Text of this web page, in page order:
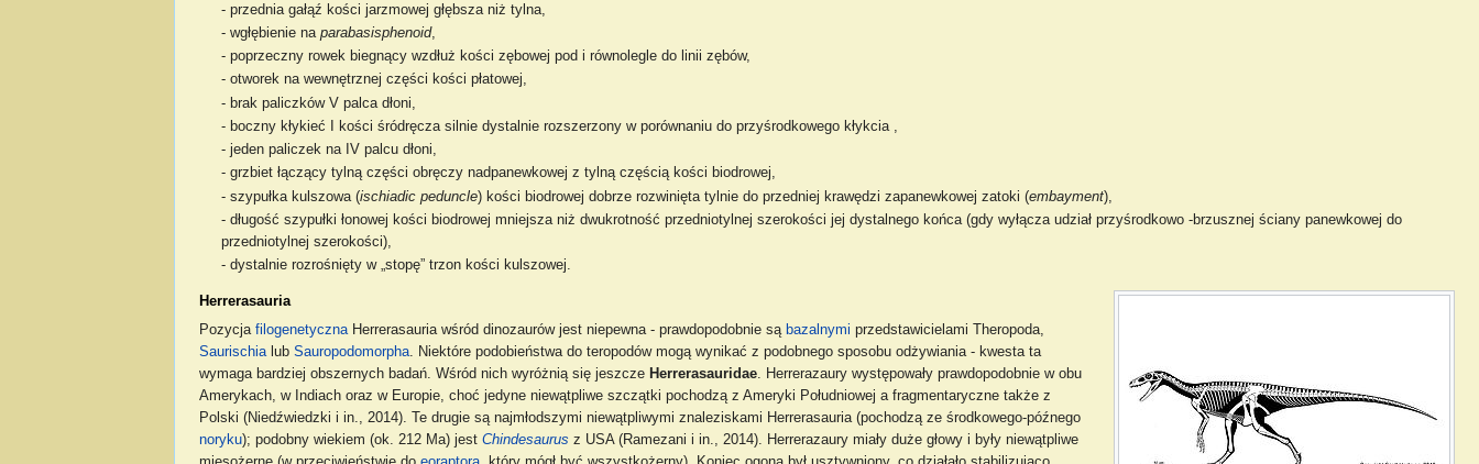
- przednia gałąź kości jarzmowej głębsza niż tylna,
- wgłębienie naparabasisphenoid,
- poprzeczny rowek biegnący wzdłuż kości zębowej pod i równolegle do linii zębów,
- otworek na wewnętrznej części kości płatowej,
- brak paliczków V palca dłoni,
- boczny kłykieć I kości śródręcza silnie dystalnie rozszerzony w porównaniu do przyśrodkowego kłykcia ,
- jeden paliczek na IV palcu dłoni,
- grzbiet łączący tylną części obręczy nadpanewkowej z tylną częścią kości biodrowej,
- szypułka kulszowa (ischiadic peduncle) kości biodrowej dobrze rozwinięta tylnie do przedniej krawędzi zapanewkowej zatoki (embayment),
- długość szypułki łonowej kości biodrowej mniejsza niż dwukrotność przedniotylnej szerokości jej dystalnego końca (gdy wyłącza udział przyśrodkowo -brzusznej ściany panewkowej do
przedniotylnej szerokości),
- dystalnie rozrośnięty w „stopę” trzon kości kulszowej.
Herrerasauria
Pozycja filogenetycznaHerrerasauria wśród dinozaurów jest niepewna - prawdopodobnie są bazalnymi przedstawicielami Theropoda,
Saurischialub Sauropodomorpha. Niektóre podobieństwa do teropodów mogą wynikać z podobnego sposobu odżywiania - kwesta ta
wymaga bardziej obszernych badań. Wśród nich wyróżnią się jeszcze Herrerasauridae. Herrerazaury występowały prawdopodobnie w obu
Amerykach, w Indiach oraz w Europie, choć jedyne niewątpliwe szczątki pochodzą z Ameryki Południowej a fragmentaryczne także z
Polski (Niedźwiedzki i in., 2014). Te drugie są najmłodszymi niewątpliwymi znaleziskami Herrerasauria (pochodzą ze środkowego-późnego
noryku); podobny wiekiem (ok. 212 Ma) jest Chindesaurus z USA (Ramezani i in., 2014). Herrerazaury miały duże głowy i były niewątpliwe